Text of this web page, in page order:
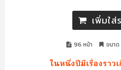
เพิ่มใส่
96 หน้า ขนาด
ในหนึ่งปีมีเรื่องราว